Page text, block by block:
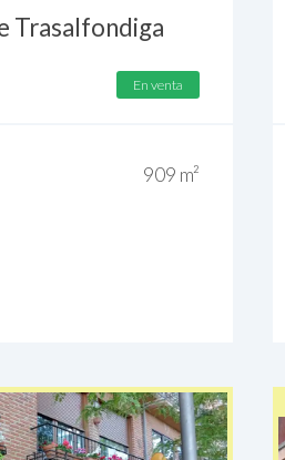
Trasalfondiga
En venta
909 m²